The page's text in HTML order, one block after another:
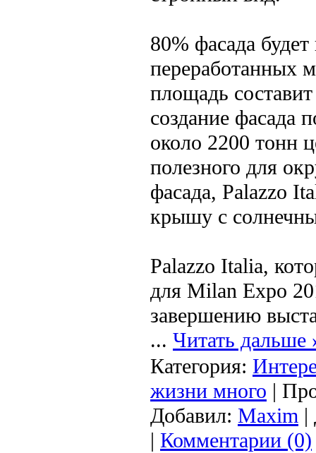
80% фасада
переработанных
площадь
создание фасада
около 2200 тонн
полезного для
фасада, Palazzo
крышу с
Palazzo Italia,
для Milan Expo
завершению
... Читать дальше
Категория:
жизни много |
Добавил: Maxim |
| Комментарии (0)